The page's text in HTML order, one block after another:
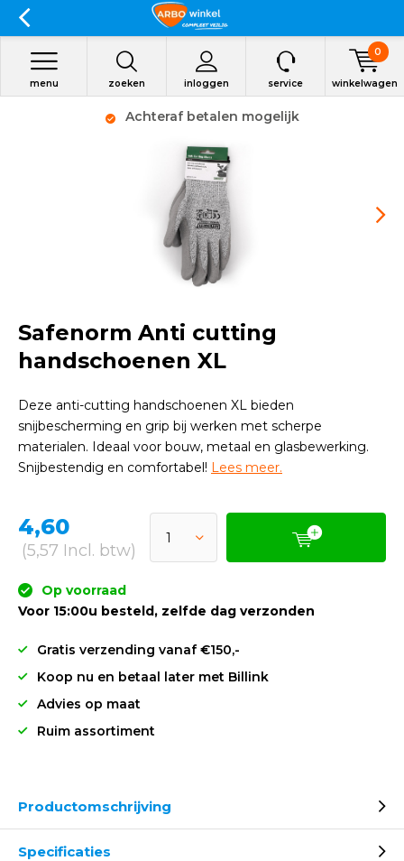
zoeken inloggen
menu service winkelwagen
0
Achteraf betalen mogelijk
Safenorm Anti cutting
handschoenen XL
Deze anti-cutting handschoenen XL bieden
snijbescherming en grip bij werken met scherpe
materialen. Ideaal voor bouw, metaal en glasbewerking.
Snijbestendig en comfortabel! Lees meer.
4,60
(5,57 Incl. btw)
Op voorraad
Voor 15:00u besteld, zelfde dag verzonden
Gratis verzending vanaf €150,-
Koop nu en betaal later met Billink
Advies op maat
Ruim assortiment
Productomschrijving
Specificaties